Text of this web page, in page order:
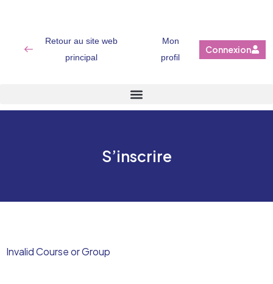
Retour au site web
principal
Mon
profil
Connexion
S’inscrire
Invalid Course or Group